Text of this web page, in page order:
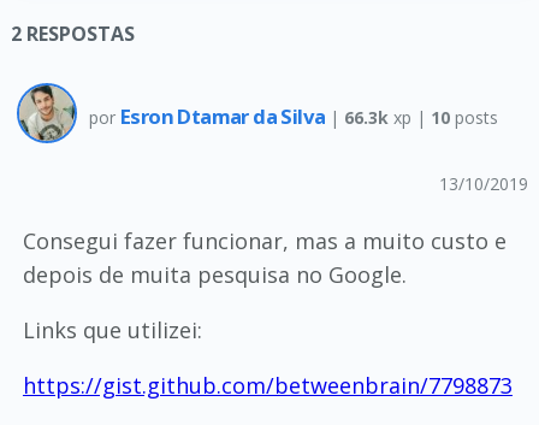
2 RESPOSTAS
por Esron Dtamar da Silva | 66.3k xp | 10posts
13/10/2019
Consegui fazer funcionar, mas a muito custo e
depois de muita pesquisa no Google.
Links que utilizei:
https://gist.github.com/betweenbrain/7798873